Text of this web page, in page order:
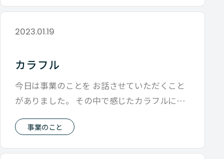
2023.01.19
カラフル
今日は事業のことを お話させていただくこと
がありました。 その中で感じたカラフルにつ
事業のこと